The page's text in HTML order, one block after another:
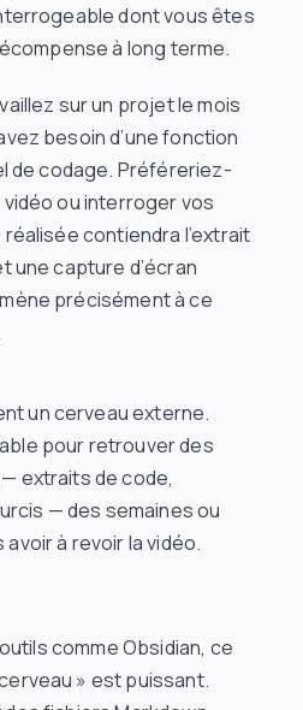
dont vous êtes
à long terme.
sur un projet le mois
besoin d’une fonction
de codage. Préféreriez-
ou interroger vos
contiendra l’extrait
une capture d’écran
précisément à ce
un cerveau externe.
pour retrouver des
extraits de code,
— des semaines ou
à revoir la vidéo.
comme Obsidian, ce
» est puissant.